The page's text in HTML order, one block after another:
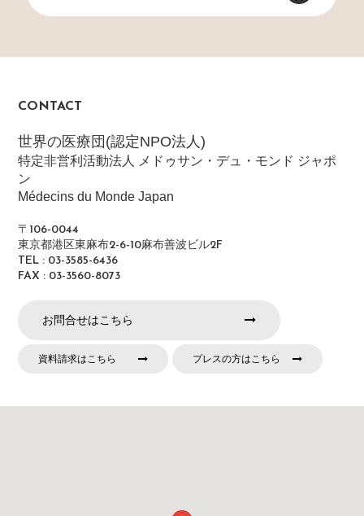
CONTACT
世界の医療団(認定NPO法人)
特定非営利活動法人 メドゥサン・デュ・モンド ジャポ
ン
Médecins du Monde Japan
〒106-0044
東京都港区東麻布2-6-10麻布善波ビル2F
TEL : 03-3585-6436
FAX : 03-3560-8073
お問合せはこちら
資料請求はこちら プレスの方はこちら